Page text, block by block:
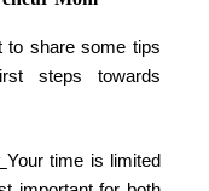
to share some tips
steps towards
Your time is limited